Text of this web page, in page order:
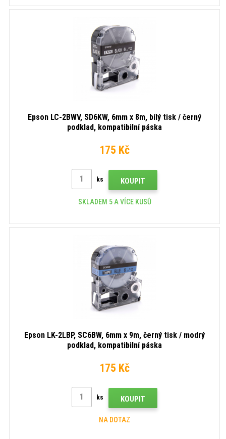
Epson LC-2BWV, SD6KW, 6mm x 8m, bílý tisk / černý
podklad, kompatibilní páska
175 Kč
ks KOUPIT
SKLADEM 5 A VÍCE KUSŮ
Epson LK-2LBP, SC6BW, 6mm x 9m, černý tisk / modrý
podklad, kompatibilní páska
175 Kč
ks KOUPIT
NA DOTAZ